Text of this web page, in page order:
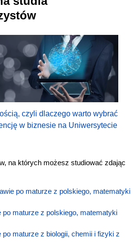
czyli dlaczego warto wybrać
w biznesie na Uniwersytecie
na których możesz studiować zdając
po maturze z polskiego, matematyki
po maturze z polskiego, matematyki
po maturze z biologii, chemii i fizyki z